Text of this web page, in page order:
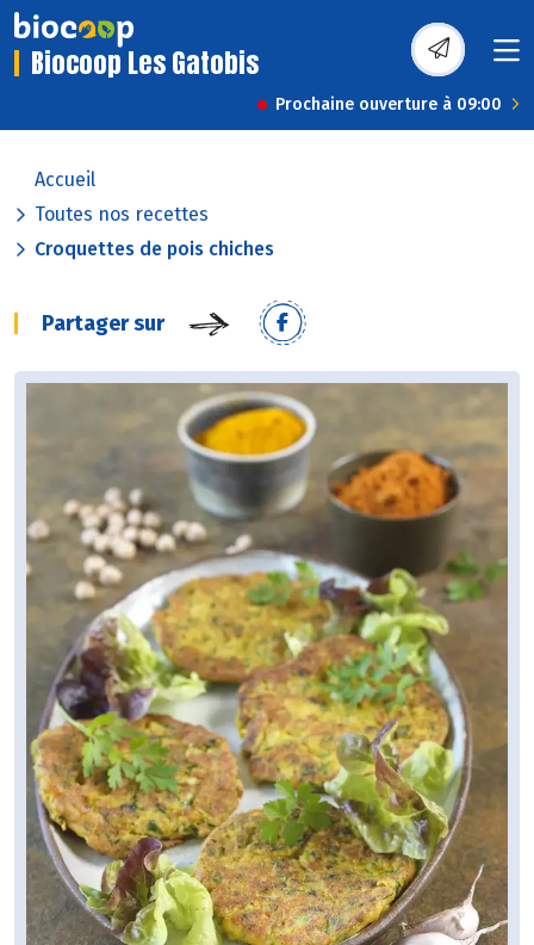
Biocoop Les Gatobis
Prochaine ouverture à 09:00
Accueil
Toutes nos recettes
Croquettes de pois chiches
Partager sur